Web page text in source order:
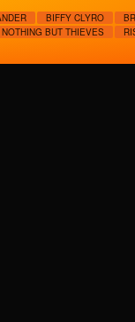
BIFFY CLYRO
NOTHING BUT THIEVES